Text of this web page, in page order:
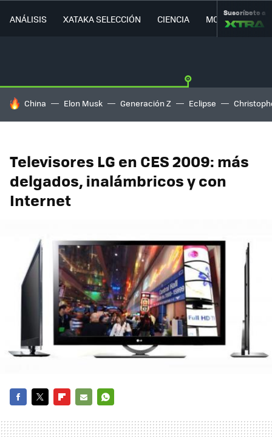
ANÁLISIS XATAKA SELECCIÓN CIENCIA MOVILIDAD
Suscríbete a
HOY SE HABLA DE
China Elon Musk Generación Z Eclipse
Televisores LG en CES 2009: más
delgados, inalámbricos y con
Internet
MAIL